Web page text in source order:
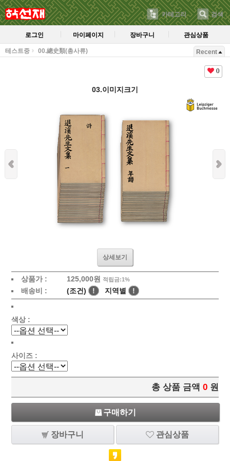
카테고리 검색
로그인 마이페이지 장바구니 관심상품
테스트중 00.總史類(총사류) Recent
0
03.이미지크기
상세보기
상품가 : 125,000원 적립금:1%
배송비 : (조건) ! 지역별 !
색상 :
사이즈 :
총 상품 금액 0 원
구매하기
장바구니 관심상품